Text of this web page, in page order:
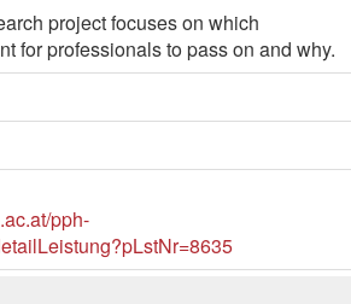
project focuses on which
for professionals to pass on and why.
pph-